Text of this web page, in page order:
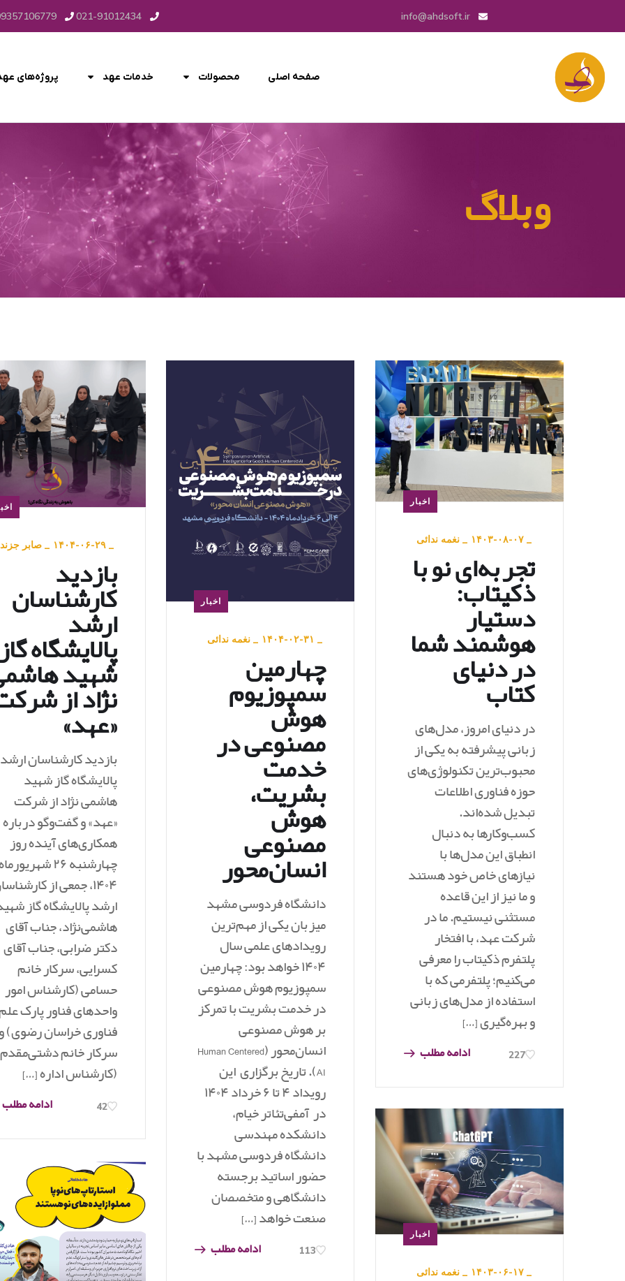
info@ahdsoft.ir
021-91012434
صفحه اصلی محصولات خدمات عهد پروژه‌های
وبلاگ
_۱۴۰۴-۰۶-۲۹ _صابر
بازدید
کارشناسان
ارشد
پالایشگاه
شهید
نژاد از
«عهد»
بازدید کارشناسان ارشد
پالایشگاه گاز شهید
هاشمی‌ نژاد از شرکت
«عهد» و گفت‌وگو درباره
همکاری‌های آینده روز
چهارشنبه ۲۶
۱۴۰۴، جمعی از
ارشد پالایشگاه گاز
هاشمی‌نژاد، جناب آقای
دکتر ضرابی، جناب آقای
کسرایی، سرکار خانم
حسامی (کارشناس امور
واحدهای فناور پارک
فناوری خراسان رضوی)
سرکار خانم دشتی‌مقدم
(کارشناس اداره […]
ادامه مطلب 42
اخبار
_ ۱۴۰۴-۰۲-۳۱ _نغمه ندائی
چهارمین
سمپوزیوم
هوش
مصنوعی در
خدمت
بشریت،
هوش
مصنوعی
انسان‌محور
دانشگاه فردوسی مشهد
میزبان یکی از مهم‌ترین
رویدادهای علمی سال
۱۴۰۴ خواهد بود: چهارمین
سمپوزیوم هوش مصنوعی
در خدمت بشریت با تمرکز
بر هوش مصنوعی
انسان‌محور (Human Centered
AI). تاریخ برگزاری این
رویداد ۴ تا ۶ خرداد ۱۴۰۴
در آمفی‌تئاتر خیام،
دانشکده مهندسی
دانشگاه فردوسی مشهد با
حضور اساتید برجسته
دانشگاهی و متخصصان
صنعت خواهد […]
ادامه مطلب 113
اخبار
_۱۴۰۳-۰۸-۰۷ _نغمه ندائی
تجربه‌ای نو با
ذکیتاب:
دستیار
هوشمند شما
در دنیای
کتاب
در دنیای امروز، مدل‌های
زبانی پیشرفته به یکی از
محبوب‌ترین تکنولوژی‌های
حوزه فناوری اطلاعات
تبدیل شده‌اند.
کسب‌وکارها به دنبال
انطباق این مدل‌ها با
نیازهای خاص خود هستند
و ما نیز از این قاعده
مستثنی نیستیم. ما در
شرکت عهد، با افتخار
پلتفرم ذکیتاب را معرفی
می‌کنیم؛ پلتفرمی که با
استفاده از مدل‌های زبانی
و بهره‌گیری […]
ادامه مطلب 227
اخبار
_۱۴۰۳-۰۶-۱۷ _نغمه ندائی